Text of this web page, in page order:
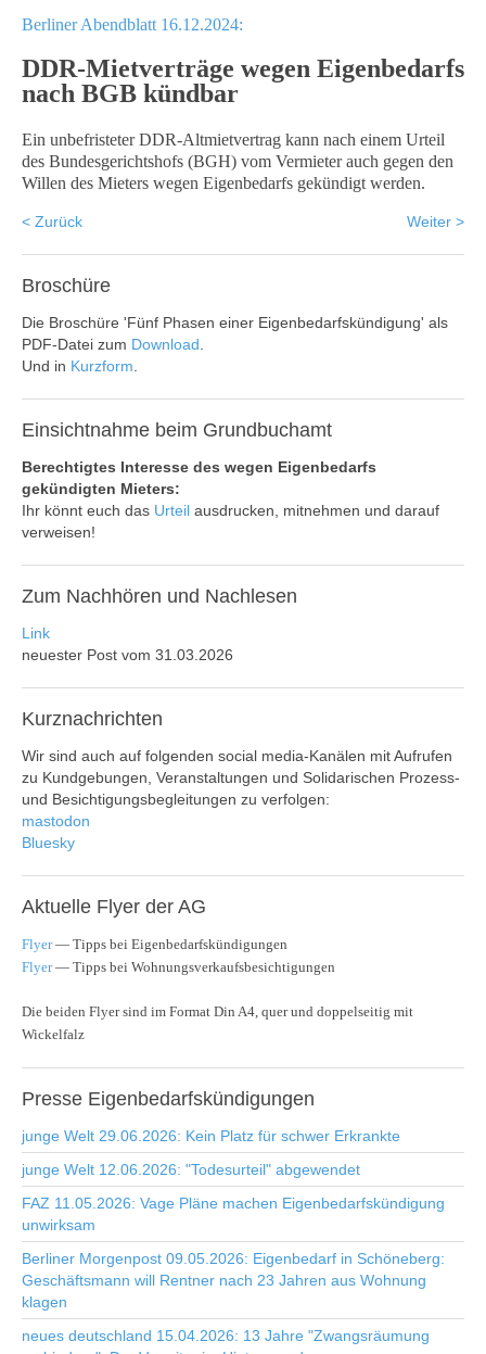
Berliner Abendblatt 16.12.2024:
DDR-Mietverträge wegen Eigenbedarfs
nach BGB kündbar
Ein unbefristeter DDR-Altmietvertrag kann nach einem Urteil
des Bundesgerichtshofs (BGH) vom Vermieter auch gegen den
Willen des Mieters wegen Eigenbedarfs gekündigt werden.
< Zurück Weiter >
Broschüre
Die Broschüre 'Fünf Phasen einer Eigenbedarfskündigung' als
PDF-Datei zum Download
Und in Kurzform
Einsichtnahme beim Grundbuchamt
Berechtigtes Interesse des wegen Eigenbedarfs
gekündigten Mieters:
Ihr könnt euch das Urteil ausdrucken, mitnehmen und darauf
verweisen!
Zum Nachhören und Nachlesen
Link
neuester Post vom 31.03.2026
Kurznachrichten
Wir sind auch auf folgenden social media-Kanälen mit Aufrufen
zu Kundgebungen, Veranstaltungen und Solidarischen Prozess-
und Besichtigungsbegleitungen zu verfolgen:
mastodon
Bluesky
Aktuelle Flyer der AG
Flyer— Tipps bei Eigenbedarfskündigungen
Flyer— Tipps bei Wohnungsverkaufsbesichtigungen
Die beiden Flyer sind im Format Din A4, quer und doppelseitig mit
Wickelfalz
Presse Eigenbedarfskündigungen
junge Welt 29.06.2026: Kein Platz für schwer Erkrankte
junge Welt 12.06.2026: "Todesurteil" abgewendet
FAZ 11.05.2026: Vage Pläne machen Eigenbedarfskündigung
unwirksam
Berliner Morgenpost 09.05.2026: Eigenbedarf in Schöneberg:
Geschäftsmann will Rentner nach 23 Jahren aus Wohnung
klagen
neues deutschland 15.04.2026: 13 Jahre "Zwangsräumung